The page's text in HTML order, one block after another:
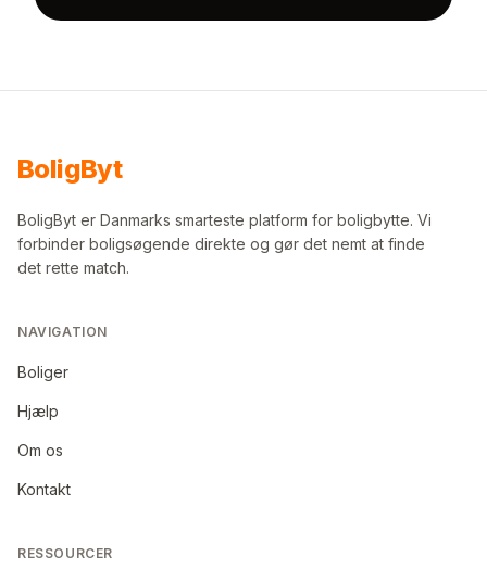
BoligByt
BoligByt er Danmarks smarteste platform for boligbytte. Vi
forbinder boligsøgende direkte og gør det nemt at finde
det rette match.
NAVIGATION
Boliger
Hjælp
Om os
Kontakt
RESSOURCER